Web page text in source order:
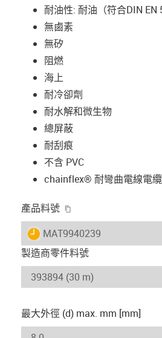
耐油性: 耐油（符合DIN EN
無鹵素
無矽
阻燃
海上
耐冷卻劑
耐水解和微生物
總屏蔽
耐刮痕
不含 PVC
chainflex® 耐彎曲電線電
產品料號
igus-icon-lieferzeit
MAT9940239
製造商零件料號
最大外徑 (d) max. mm [mm]